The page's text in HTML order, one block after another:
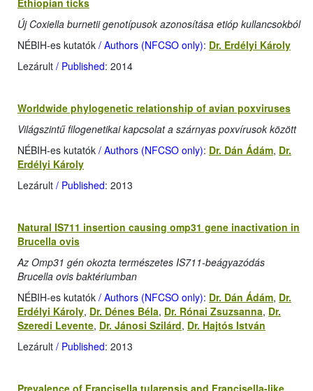
Ethiopian ticks
Új Coxiella burnetii genotípusok azonosítása etióp kullancsokból
NÉBIH-es kutatók / Authors (NFCSO only): Dr. Erdélyi Károly
Lezárult / Published: 2014
Worldwide phylogenetic relationship of avian poxviruses
Világszintű filogenetikai kapcsolat a szárnyas poxvírusok között
NÉBIH-es kutatók / Authors (NFCSO only): Dr. Dán Ádám, Dr.
Erdélyi Károly
Lezárult / Published: 2013
Natural IS711 insertion causing omp31 gene inactivation in
Brucella ovis
Az Omp31 gén okozta természetes IS711-beágyazódás
Brucella ovis baktériumban
NÉBIH-es kutatók / Authors (NFCSO only): Dr. Dán Ádám, Dr.
Erdélyi Károly, Dr. Dénes Béla, Dr. Rónai Zsuzsanna, Dr.
Szeredi Levente, Dr. Jánosi Szilárd, Dr. Hajtós István
Lezárult / Published: 2013